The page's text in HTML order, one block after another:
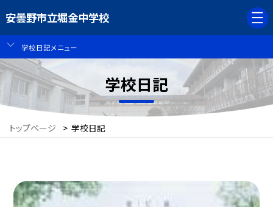
安曇野市立堀金中学校
学校日記メニュー
学校日記
トップページ > 学校日記